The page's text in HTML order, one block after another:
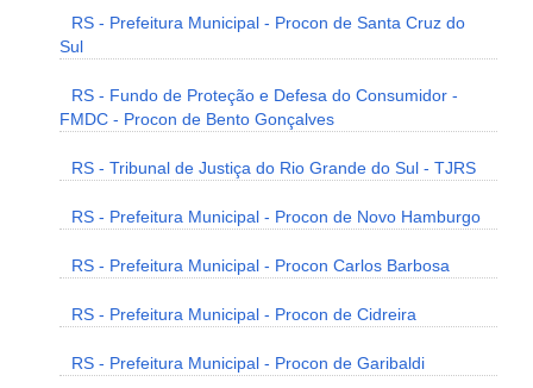
RS - Prefeitura Municipal - Procon de Santa Cruz do
Sul
RS - Fundo de Proteção e Defesa do Consumidor -
FMDC - Procon de Bento Gonçalves
RS - Tribunal de Justiça do Rio Grande do Sul - TJRS
RS - Prefeitura Municipal - Procon de Novo Hamburgo
RS - Prefeitura Municipal - Procon Carlos Barbosa
RS - Prefeitura Municipal - Procon de Cidreira
RS - Prefeitura Municipal - Procon de Garibaldi